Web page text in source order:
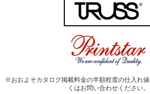
※おおよそカタログ掲載料金の半額程度の仕入れ
くはお問い合わせください。